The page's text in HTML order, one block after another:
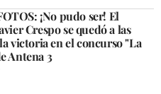
¡No pudo ser! El
Crespo se quedó a las
victoria en el concurso "La
Antena 3